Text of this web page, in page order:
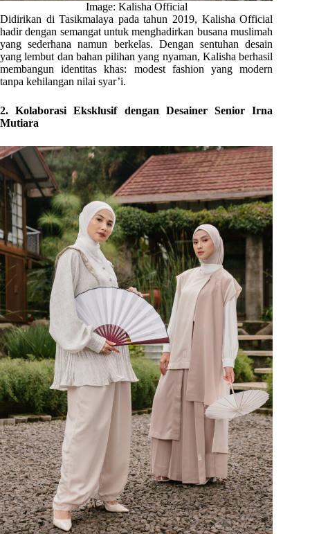
Image: Kalisha Official
Didirikan di Tasikmalaya pada tahun 2019, Kalisha Official
hadir dengan semangat untuk menghadirkan busana muslimah
yang sederhana namun berkelas. Dengan sentuhan desain
yang lembut dan bahan pilihan yang nyaman, Kalisha berhasil
membangun identitas khas: modest fashion yang modern
tanpa kehilangan nilai syar’i.
2. Kolaborasi Eksklusif dengan Desainer Senior Irna
Mutiara